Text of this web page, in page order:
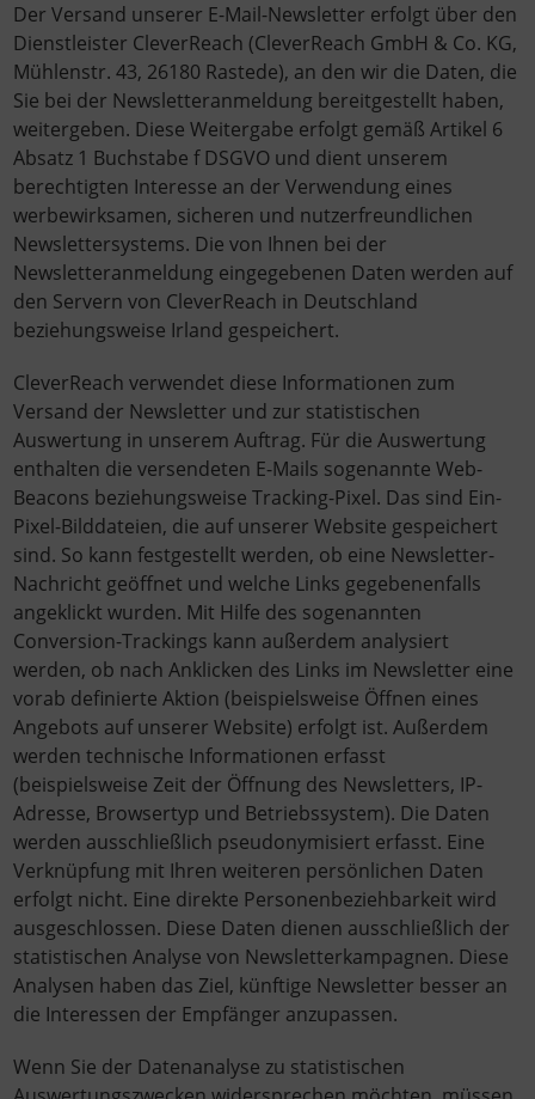
Der Versand unserer E-Mail-Newsletter erfolgt über den
Dienstleister CleverReach (CleverReach GmbH & Co. KG,
Mühlenstr. 43, 26180 Rastede), an den wir die Daten, die
Sie bei der Newsletteranmeldung bereitgestellt haben,
weitergeben. Diese Weitergabe erfolgt gemäß Artikel 6
Absatz 1 Buchstabe f DSGVO und dient unserem
berechtigten Interesse an der Verwendung eines
werbewirksamen, sicheren und nutzerfreundlichen
Newslettersystems. Die von Ihnen bei der
Newsletteranmeldung eingegebenen Daten werden auf
den Servern von CleverReach in Deutschland
beziehungsweise Irland gespeichert.
CleverReach verwendet diese Informationen zum
Versand der Newsletter und zur statistischen
Auswertung in unserem Auftrag. Für die Auswertung
enthalten die versendeten E-Mails sogenannte Web-
Beacons beziehungsweise Tracking-Pixel. Das sind Ein-
Pixel-Bilddateien, die auf unserer Website gespeichert
sind. So kann festgestellt werden, ob eine Newsletter-
Nachricht geöffnet und welche Links gegebenenfalls
angeklickt wurden. Mit Hilfe des sogenannten
Conversion-Trackings kann außerdem analysiert
werden, ob nach Anklicken des Links im Newsletter eine
vorab definierte Aktion (beispielsweise Öffnen eines
Angebots auf unserer Website) erfolgt ist. Außerdem
werden technische Informationen erfasst
(beispielsweise Zeit der Öffnung des Newsletters, IP-
Adresse, Browsertyp und Betriebssystem). Die Daten
werden ausschließlich pseudonymisiert erfasst. Eine
Verknüpfung mit Ihren weiteren persönlichen Daten
erfolgt nicht. Eine direkte Personenbeziehbarkeit wird
ausgeschlossen. Diese Daten dienen ausschließlich der
statistischen Analyse von Newsletterkampagnen. Diese
Analysen haben das Ziel, künftige Newsletter besser an
die Interessen der Empfänger anzupassen.
Wenn Sie der Datenanalyse zu statistischen